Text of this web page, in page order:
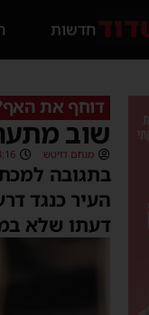
חדשות
דוחף את
שוב
מנחם דויטש
בתגובה
העיר כנגד
דעתו שלא